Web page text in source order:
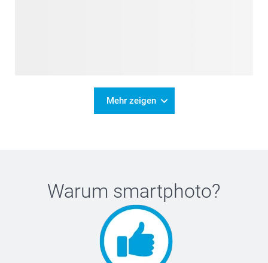
Mehr zeigen
Warum smartphoto?